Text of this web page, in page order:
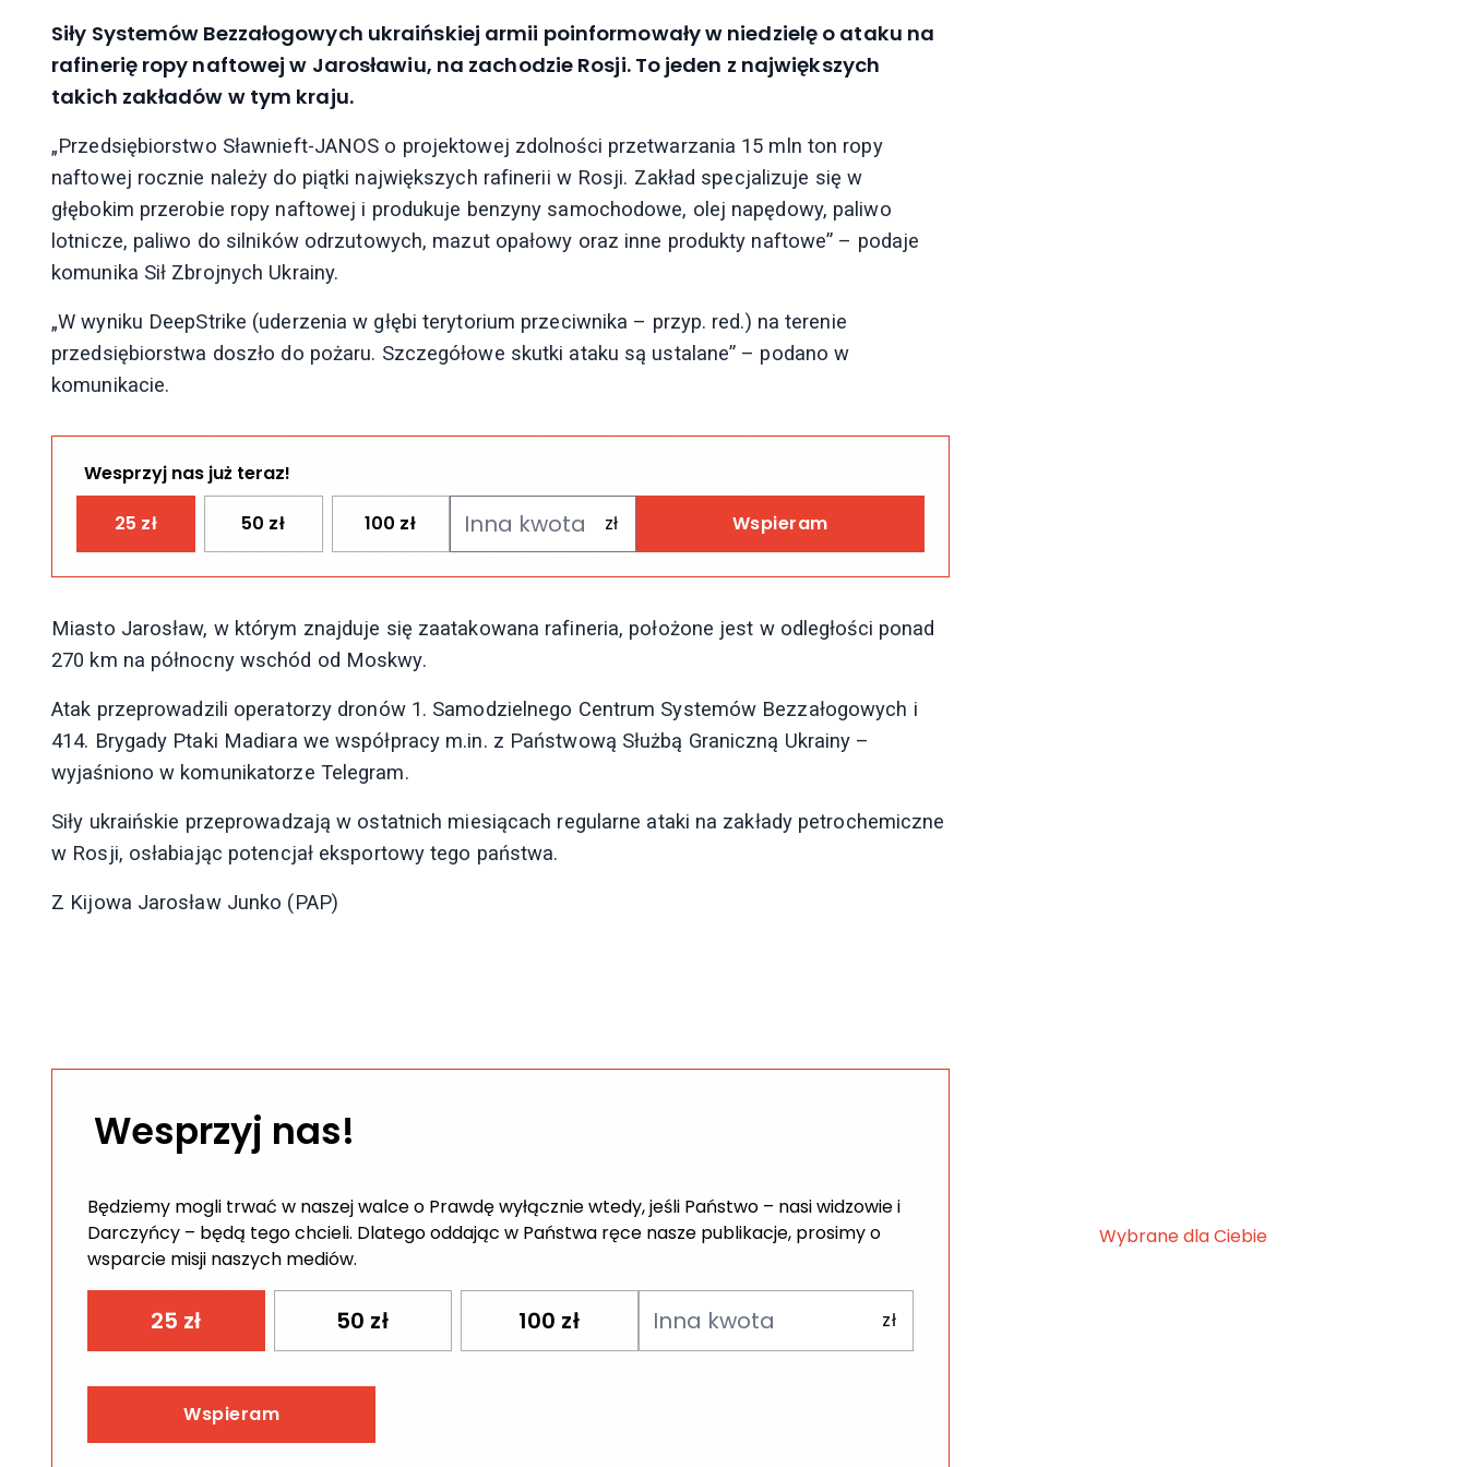
Siły Systemów Bezzałogowych ukraińskiej armii poinformowały w niedzielę o ataku na
rafinerię ropy naftowej w Jarosławiu, na zachodzie Rosji. To jeden z największych
takich zakładów w tym kraju.
„Przedsiębiorstwo Sławnieft-JANOS o projektowej zdolności przetwarzania 15 mln ton ropy
naftowej rocznie należy do piątki największych rafinerii w Rosji. Zakład specjalizuje się w
głębokim przerobie ropy naftowej i produkuje benzyny samochodowe, olej napędowy, paliwo
lotnicze, paliwo do silników odrzutowych, mazut opałowy oraz inne produkty naftowe” – podaje
komunika Sił Zbrojnych Ukrainy.
„W wyniku DeepStrike (uderzenia w głębi terytorium przeciwnika – przyp. red.) na terenie
przedsiębiorstwa doszło do pożaru. Szczegółowe skutki ataku są ustalane” – podano w
komunikacie.
Wesprzyj nas już teraz!
25 zł 50 zł 100 zł Wspieram
Miasto Jarosław, w którym znajduje się zaatakowana rafineria, położone jest w odległości ponad
270 km na północny wschód od Moskwy.
Atak przeprowadzili operatorzy dronów 1. Samodzielnego Centrum Systemów Bezzałogowych i
414. Brygady Ptaki Madiara we współpracy m.in. z Państwową Służbą Graniczną Ukrainy –
wyjaśniono w komunikatorze Telegram.
Siły ukraińskie przeprowadzają w ostatnich miesiącach regularne ataki na zakłady petrochemiczne
w Rosji, osłabiając potencjał eksportowy tego państwa.
Z Kijowa Jarosław Junko (PAP)
Wesprzyj nas!
Będziemy mogli trwać w naszej walce o Prawdę wyłącznie wtedy, jeśli Państwo – nasi widzowie i
Darczyńcy – będą tego chcieli. Dlatego oddając w Państwa ręce nasze publikacje, prosimy o
wsparcie misji naszych mediów.
25 zł 50 zł 100 zł
Wspieram
Wybrane dla Ciebie